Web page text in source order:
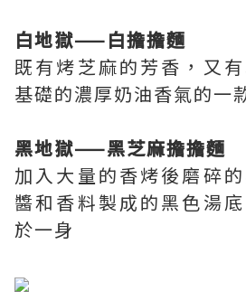
白地獄——白擔擔麵
既有烤芝麻的芳香，又
基礎的濃厚奶油香氣的一
黑地獄——黑芝麻擔擔麵
加入大量的香烤後磨碎
醬和香料製成的黑色湯
於一身